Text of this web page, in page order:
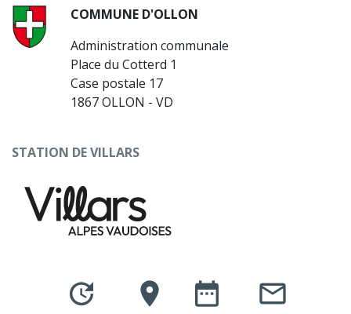
COMMUNE D'OLLON
Administration communale
Place du Cotterd 1
Case postale 17
1867 OLLON - VD
STATION DE VILLARS
update place date_range mail_outline